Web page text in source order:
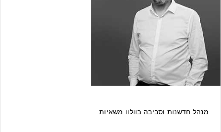
מנהל חדשנות וסביבה בוולוו משאיות